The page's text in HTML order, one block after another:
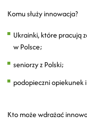
Komu służy innowacja?
Ukrainki, które pracują
w Polsce;
seniorzy z Polski;
podopieczni opiekunek
Kto może wdrażać